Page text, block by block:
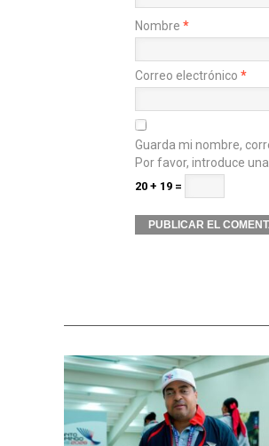
Nombre *
Correo electrónico *
Guarda mi nombre,
Por favor, introduce
20 + 19 =